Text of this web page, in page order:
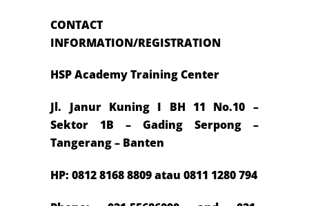
CONTACT
INFORMATION/REGISTRATION
HSP Academy Training Center
Jl. Janur Kuning I BH 11 No.10 –
Sektor 1B – Gading Serpong –
Tangerang – Banten
HP: 0812 8168 8809 atau 0811 1280 794